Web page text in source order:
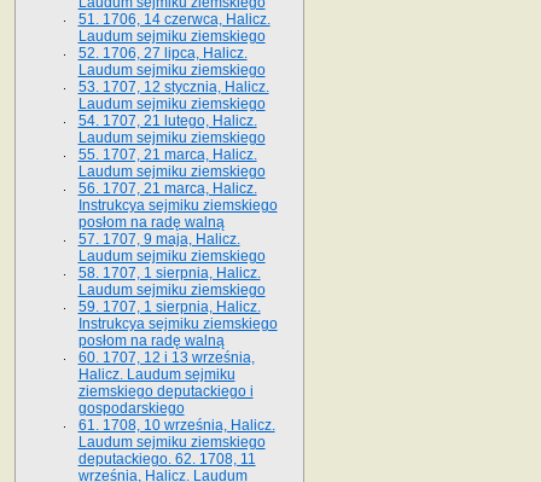
51. 1706, 14 czerwca, Halicz.
Laudum sejmiku ziemskiego
52. 1706, 27 lipca, Halicz.
Laudum sejmiku ziemskiego
53. 1707, 12 stycznia, Halicz.
Laudum sejmiku ziemskiego
54. 1707, 21 lutego, Halicz.
Laudum sejmiku ziemskiego
55. 1707, 21 marca, Halicz.
Laudum sejmiku ziemskiego
56. 1707, 21 marca, Halicz.
Instrukcya sejmiku ziemskiego
posłom na radę walną
57. 1707, 9 maja, Halicz.
Laudum sejmiku ziemskiego
58. 1707, 1 sierpnia, Halicz.
Laudum sejmiku ziemskiego
59. 1707, 1 sierpnia, Halicz.
Instrukcya sejmiku ziemskiego
posłom na radę walną
60. 1707, 12 i 13 września,
Halicz. Laudum sejmiku
ziemskiego deputackiego i
gospodarskiego
61. 1708, 10 września, Halicz.
Laudum sejmiku ziemskiego
deputackiego. 62. 1708, 11
września, Halicz. Laudum